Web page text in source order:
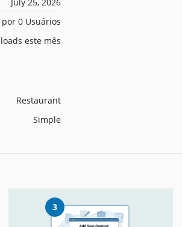
0 Usuários
este mês
Restaurant
Simple
3